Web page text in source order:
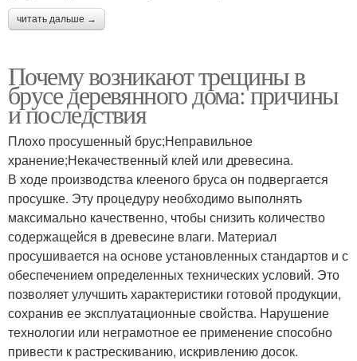
читать дальше →
Почему возникают трещины в
брусе деревянного дома: причины
и последствия
Плохо просушенный брус;Неправильное
хранение;Некачественный клей или древесина.
В ходе производства клееного бруса он подвергается
просушке. Эту процедуру необходимо выполнять
максимально качественно, чтобы снизить количество
содержащейся в древесине влаги. Материал
просушивается на основе установленных стандартов и с
обеспечением определенных технических условий. Это
позволяет улучшить характеристики готовой продукции,
сохранив ее эксплуатационные свойства. Нарушение
технологии или неграмотное ее применение способно
привести к растрескиванию, искривлению досок.